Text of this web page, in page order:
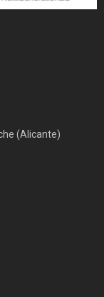
(Alicante)